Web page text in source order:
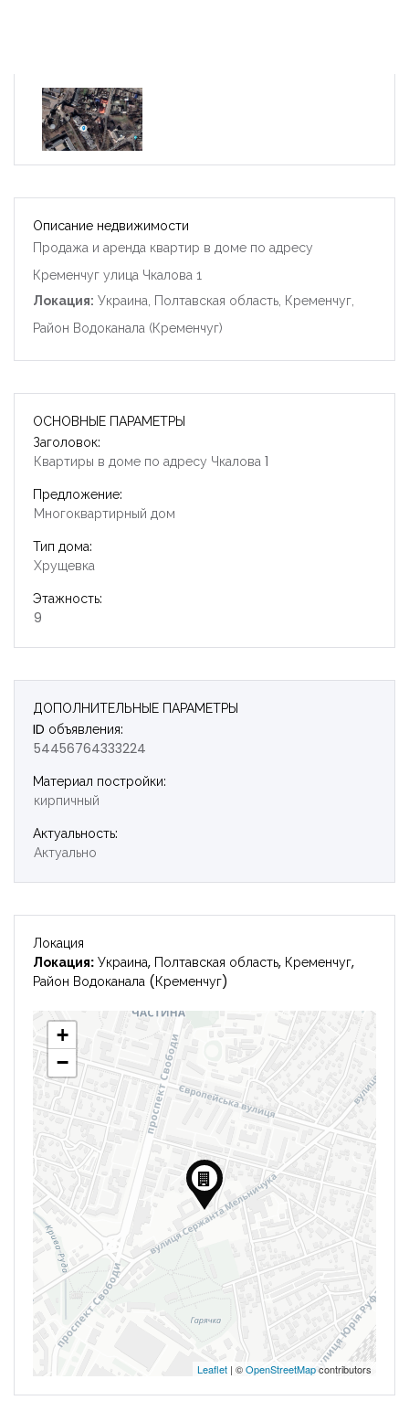
Описание недвижимости
Продажа и аренда квартир в доме по адресу
Кременчуг улица Чкалова 1
Локация: Украина, Полтавская область, Кременчуг,
Район Водоканала (Кременчуг)
ОСНОВНЫЕ ПАРАМЕТРЫ
Заголовок:
Квартиры в доме по адресу Чкалова 1
Предложение:
Многоквартирный дом
Тип дома:
Хрущевка
Этажность:
9
ДОПОЛНИТЕЛЬНЫЕ ПАРАМЕТРЫ
ID объявления:
54456764333224
Материал постройки:
кирпичный
Актуальность:
Актуально
Локация
Локация: Украина, Полтавская область, Кременчуг,
Район Водоканала (Кременчуг)
+
−
Leaflet | ©OpenStreetMapcontributors
Запомнить